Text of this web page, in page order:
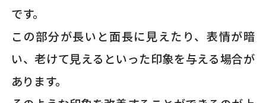
です。
この部分が長いと面長に見えたり、表情が暗
い、老けて見えるといった印象を与える場合が
あります。